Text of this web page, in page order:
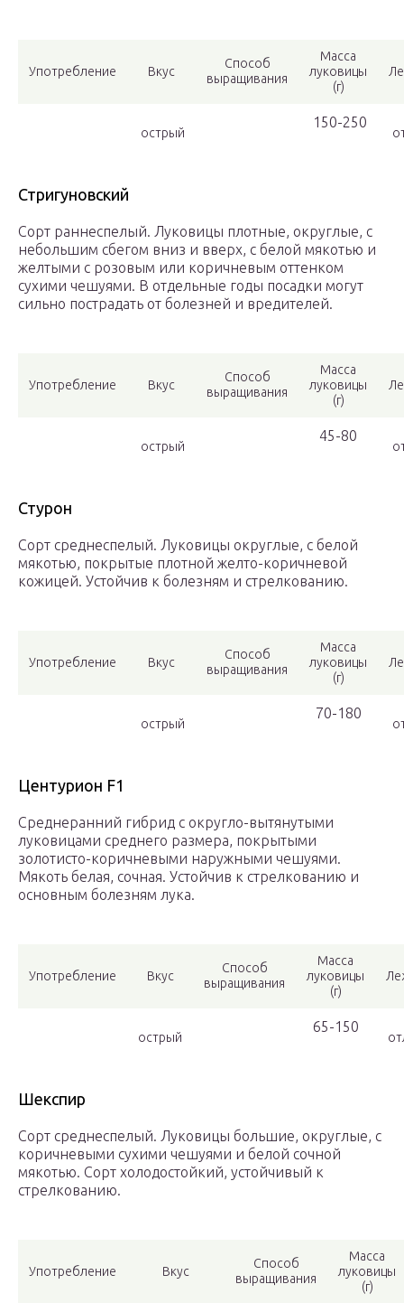
Употребление Вкус
Способ
выращивания
Масса
луковицы
(г)
острый
150-250
Стригуновский
Сорт раннеспелый. Луковицы плотные, округлые, с
небольшим сбегом вниз и вверх, с белой мякотью и
желтыми с розовым или коричневым оттенком
сухими чешуями. В отдельные годы посадки могут
сильно пострадать от болезней и вредителей.
Употребление Вкус
Способ
выращивания
Масса
луковицы
(г)
острый
45-80
Стурон
Сорт среднеспелый. Луковицы округлые, с белой
мякотью, покрытые плотной желто-коричневой
кожицей. Устойчив к болезням и стрелкованию.
Употребление Вкус
Способ
выращивания
Масса
луковицы
(г)
острый
70-180
Центурион F1
Среднеранний гибрид с округло-вытянутыми
луковицами среднего размера, покрытыми
золотисто-коричневыми наружными чешуями.
Мякоть белая, сочная. Устойчив к стрелкованию и
основным болезням лука.
Употребление Вкус
Способ
выращивания
Масса
луковицы
(г)
острый
65-150
Шекспир
Сорт среднеспелый. Луковицы большие, округлые, с
коричневыми сухими чешуями и белой сочной
мякотью. Сорт холодостойкий, устойчивый к
стрелкованию.
Употребление Вкус
Способ
выращивания
Масса
луковицы
(г)